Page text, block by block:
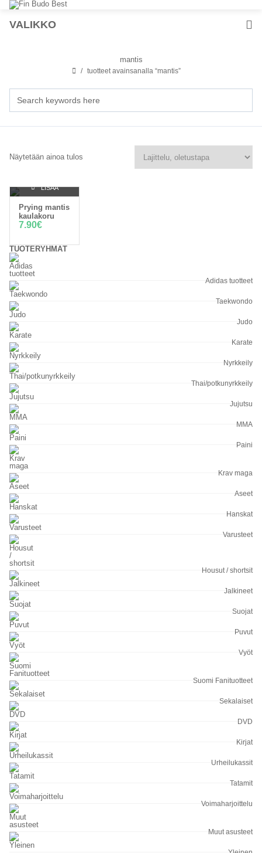
VALIKKO
mantis
tuotteet avainsanalla “mantis”
Näytetään ainoa tulos
LISÄÄ
OSTOSKORIIN
Prying mantis
kaulakoru
7.90€
TUOTERYHMÄT
Adidas tuotteet
Taekwondo
Judo
Karate
Nyrkkeily
Thai/potkunyrkkeily
Jujutsu
MMA
Paini
Krav maga
Aseet
Hanskat
Varusteet
Housut / shortsit
Jalkineet
Suojat
Puvut
Vyöt
Suomi Fanituotteet
Sekalaiset
DVD
Kirjat
Urheilukassit
Tatamit
Voimaharjoittelu
Muut asusteet